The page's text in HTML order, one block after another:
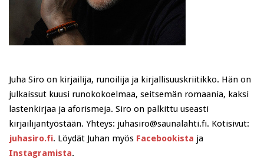
Juha Siro on kirjailija, runoilija ja kirjallisuuskriitikko. Hän on
julkaissut kuusi runokokoelmaa, seitsemän romaania, kaksi
lastenkirjaa ja aforismeja. Siro on palkittu useasti
kirjailijantyöstään. Yhteys: juhasiro@saunalahti.fi. Kotisivut:
juhasiro.fi. Löydät Juhan myös Facebookista ja
Instagramista.